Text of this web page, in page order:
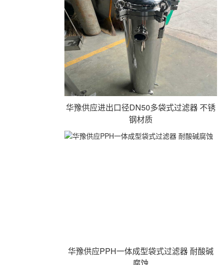
华豫供应进出口径DN50多袋式过滤器 不锈
钢材质
华豫供应PPH一体成型袋式过滤器 耐酸碱